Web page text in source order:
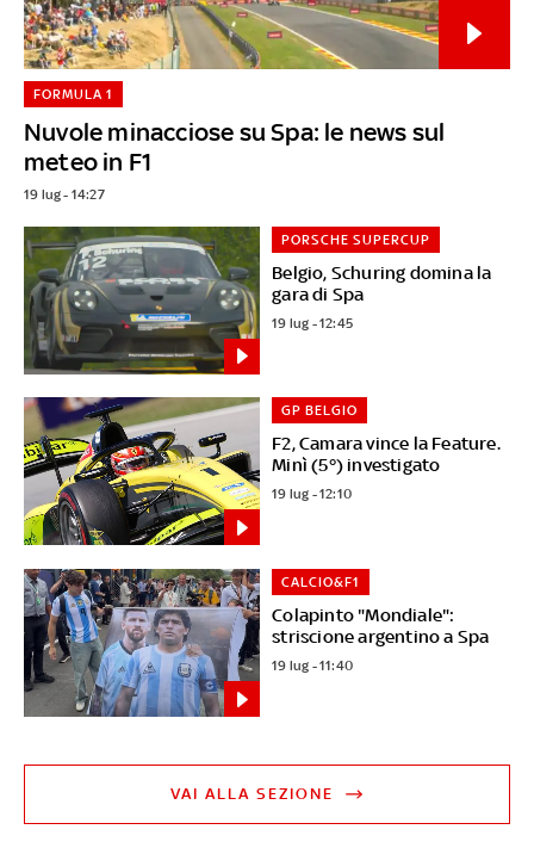
Nuvole minacciose su Spa: le news sul
meteo in F1
FORMULA 1
19 lug - 14:27
Belgio, Schuring domina la
gara di Spa
PORSCHE SUPERCUP
19 lug - 12:45
F2, Camara vince la Feature.
Minì (5°) investigato
GP BELGIO
19 lug - 12:10
Colapinto "Mondiale":
striscione argentino a Spa
CALCIO&F1
19 lug - 11:40
VAI ALLA SEZIONE